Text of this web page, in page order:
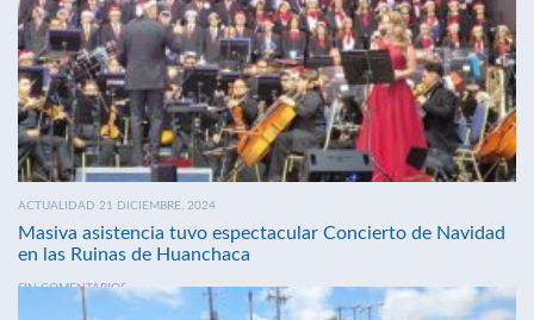
ACTUALIDAD 21 DICIEMBRE, 2024
Masiva asistencia tuvo espectacular Concierto de Navidad
en las Ruinas de Huanchaca
SIN COMENTARIOS